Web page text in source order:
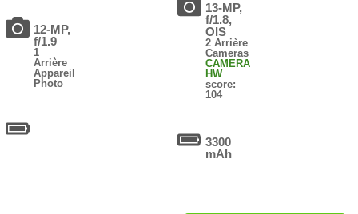
12-MP,
f/1.9
1
Arrière
Appareil
Photo
13-MP,
f/1.8,
OIS
2 Arrière
Cameras
CAMERA
HW
score:
104
3300
mAh